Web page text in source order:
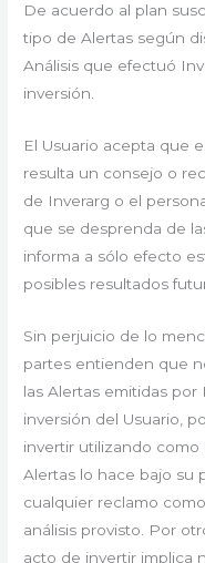
De acuerdo al plan
tipo de Alertas según
Análisis que efectuó
inversión.
El Usuario acepta que
resulta un consejo o
de Inverarg o el
que se desprenda de
informa a sólo efecto
posibles resultados
Sin perjuicio de lo
partes entienden que
las Alertas emitidas
inversión del Usuario,
invertir utilizando como
Alertas lo hace bajo su
cualquier reclamo
análisis provisto. Por
acto de invertir implica